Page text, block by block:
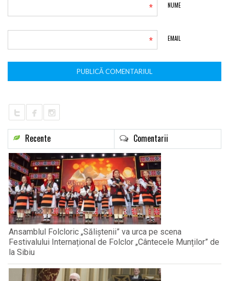
NUME
*
EMAIL
*
Recente Comentarii
Ansamblul Folcloric „Săliștenii” va urca pe scena
Festivalului Internațional de Folclor „Cântecele Munților” de
la Sibiu